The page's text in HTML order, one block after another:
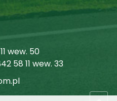
wew. 50
58 11 wew. 33